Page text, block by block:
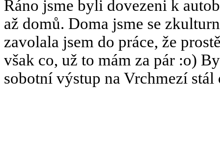
Ráno jsme byli dovezeni k
až domů. Doma jsme se
zavolala jsem do práce, že
však co, už to mám za pár :o)
sobotní výstup na Vrchmezí